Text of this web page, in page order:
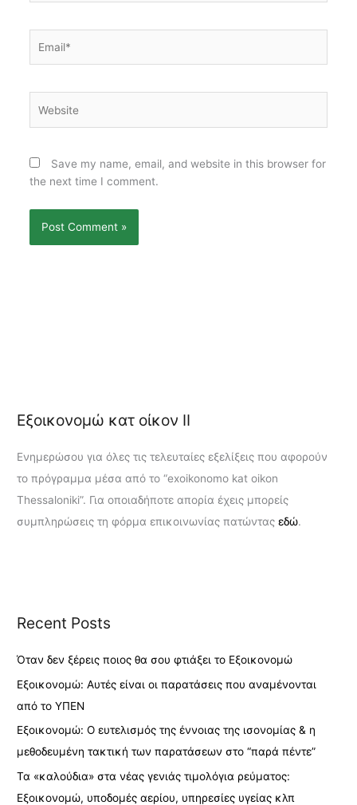
Save my name, email, and website in this browser for
the next time I comment.
Εξοικονομώ κατ οίκον ΙΙ
Ενημερώσου για όλες τις τελευταίες εξελίξεις που αφορούν
το πρόγραμμα μέσα από το “exoikonomo kat oikon
Thessaloniki”. Για οποιαδήποτε απορία έχεις μπορείς
συμπληρώσεις τη φόρμα επικοινωνίας πατώνταςεδώ.
Recent Posts
Όταν δεν ξέρεις ποιος θα σου φτιάξει το Εξοικονομώ
Εξοικονομώ: Αυτές είναι οι παρατάσεις που αναμένονται
από το ΥΠΕΝ
Εξοικονομώ: Ο ευτελισμός της έννοιας της ισονομίας & η
μεθοδευμένη τακτική των παρατάσεων στο “παρά πέντε”
Τα «καλούδια» στα νέας γενιάς τιμολόγια ρεύματος:
Εξοικονομώ, υποδομές αερίου, υπηρεσίες υγείας κλπ